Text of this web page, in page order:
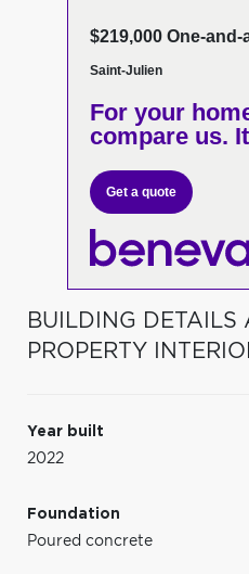
$219,000 One-
Saint-Julien
For your
compare us.
Get a quote
BUILDING DETAILS
PROPERTY
Year built
2022
Foundation
Poured concrete